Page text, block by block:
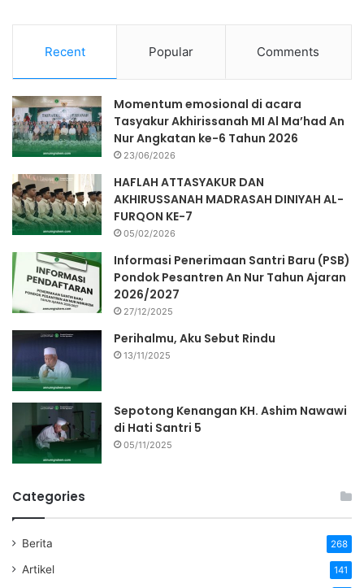
Recent Popular Comments
Momentum emosional di acara
Tasyakur Akhirissanah MI Al Ma’had An
Nur Angkatan ke-6 Tahun 2026
23/06/2026
HAFLAH ATTASYAKUR DAN
AKHIRUSSANAH MADRASAH DINIYAH AL-
FURQON KE-7
05/02/2026
Informasi Penerimaan Santri Baru (PSB)
Pondok Pesantren An Nur Tahun Ajaran
2026/2027
27/12/2025
Perihalmu, Aku Sebut Rindu
13/11/2025
Sepotong Kenangan KH. Ashim Nawawi
di Hati Santri 5
05/11/2025
Categories
Berita 268
Artikel 141